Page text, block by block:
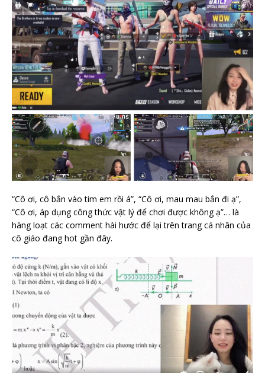
“Cô ơi, cô bắn vào tim em rồi á”, “Cô ơi, mau mau bắn đi ạ”,
“Cô ơi, áp dụng công thức vật lý để chơi được không ạ”… là
hàng loạt các comment hài hước để lại trên trang cá nhân của
cô giáo đang hot gần đây.